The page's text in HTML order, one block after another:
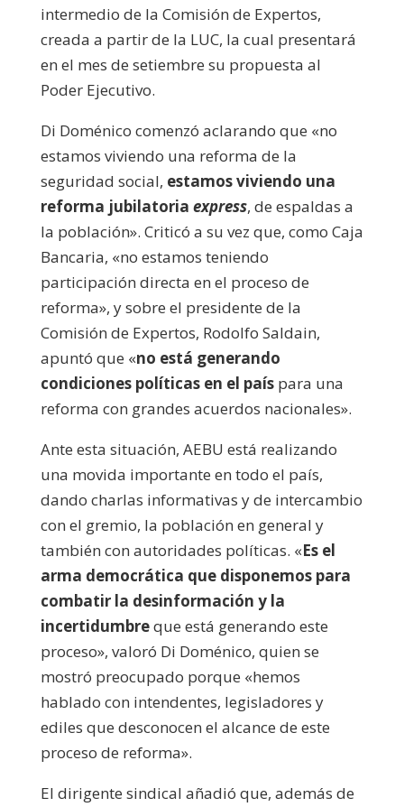
intermedio de la Comisión de Expertos,
creada a partir de la LUC, la cual presentará
en el mes de setiembre su propuesta al
Poder Ejecutivo.
Di Doménico comenzó aclarando que «no
estamos viviendo una reforma de la
seguridad social, estamos viviendo una
reforma jubilatoria express, de espaldas a
la población». Criticó a su vez que, como Caja
Bancaria, «no estamos teniendo
participación directa en el proceso de
reforma», y sobre el presidente de la
Comisión de Expertos, Rodolfo Saldain,
apuntó que «no está generando
condiciones políticas en el paíspara una
reforma con grandes acuerdos nacionales».
Ante esta situación, AEBU está realizando
una movida importante en todo el país,
dando charlas informativas y de intercambio
con el gremio, la población en general y
también con autoridades políticas. «Es el
arma democrática que disponemos para
combatir la desinformación y la
incertidumbreque está generando este
proceso», valoró Di Doménico, quien se
mostró preocupado porque «hemos
hablado con intendentes, legisladores y
ediles que desconocen el alcance de este
proceso de reforma».
El dirigente sindical añadió que, además de